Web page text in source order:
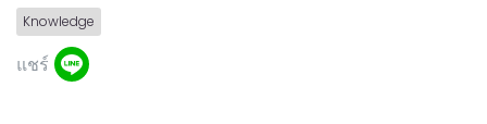
Knowledge
แชร์